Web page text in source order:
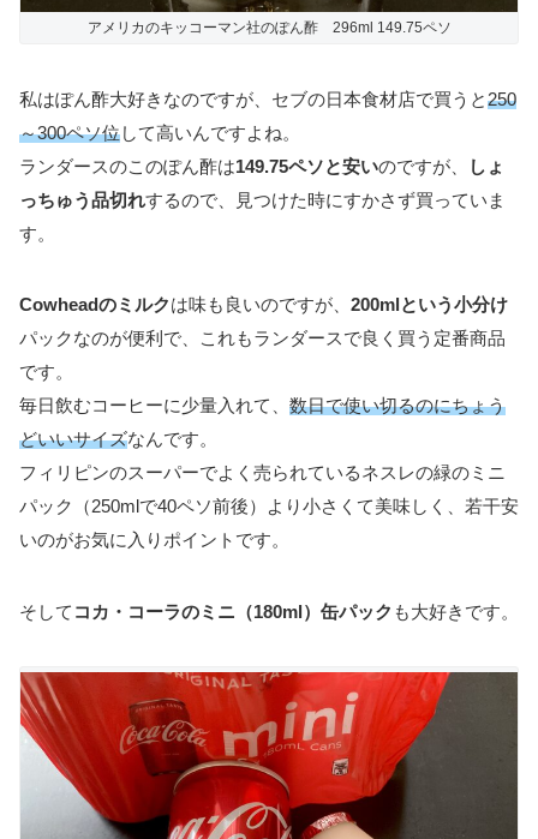
アメリカのキッコーマン社のぽん酢 296ml 149.75ペソ
私はぽん酢大好きなのですが、セブの日本食材店で買うと250
～300ペソ位して高いんですよね。
ランダースのこのぽん酢は149.75ペソと安いのですが、
しょ
っちゅう品切れするので、見つけた時にすかさず買っていま
す。
Cowheadのミルクは味も良いのですが、 200mlという小分け
パックなのが便利で、これもランダースで良く買う定番商品
です。
毎日飲むコーヒーに少量入れて、 数日で使い切るのにちょう
どいいサイズなんです。
フィリピンのスーパーでよく売られているネスレの緑のミニ
パック（250mlで40ペソ前後）より小さくて美味しく、若干安
いのがお気に入りポイントです。
そして コカ・コーラのミニ（180ml） 缶パック も大好きです。